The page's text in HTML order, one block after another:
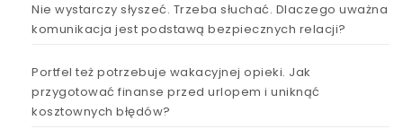
Nie wystarczy słyszeć. Trzeba słuchać. Dlaczego uważna
komunikacja jest podstawą bezpiecznych relacji?
Portfel też potrzebuje wakacyjnej opieki. Jak
przygotować finanse przed urlopem i uniknąć
kosztownych błędów?